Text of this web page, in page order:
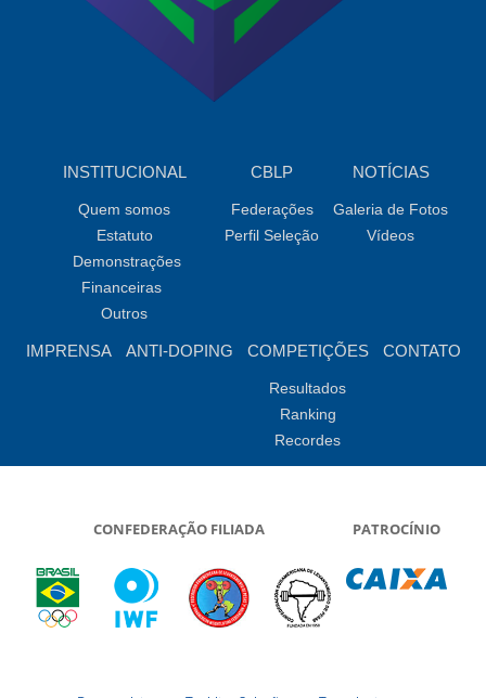
INSTITUCIONAL
Quem somos
Estatuto
Demonstrações
Financeiras
Outros
CBLP
Federações
Perfil Seleção
NOTÍCIAS
Galeria de Fotos
Vídeos
IMPRENSA ANTI-DOPING COMPETIÇÕES
Resultados
Ranking
Recordes
CONTATO
CONFEDERAÇÃO FILIADA PATROCÍNIO